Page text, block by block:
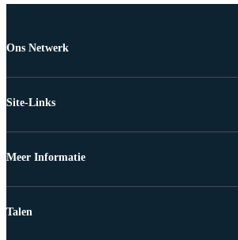
Ons Netwerk
Site-Links
Meer Informatie
Talen